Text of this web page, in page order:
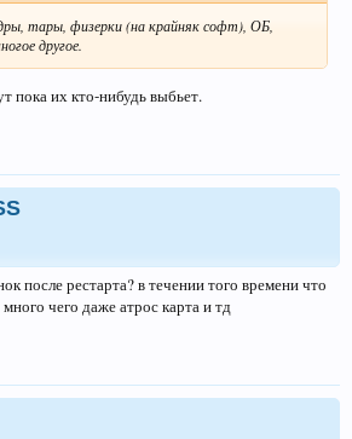
тары, физерки (на крайняк софт), ОБ,
другое.
пока их кто-нибудь выбьет.
после рестарта? в течении того времени что
чего даже атрос карта и тд